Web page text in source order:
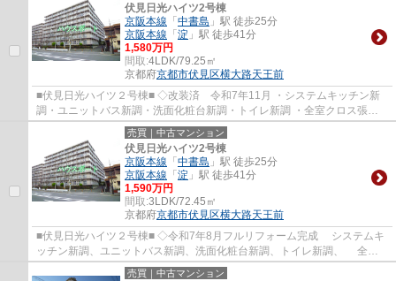
伏見日光ハイツ2号棟
京阪本線 「中書島 」駅 徒歩25分
京阪本線 「淀 」駅 徒歩41分
1,580万円
間取:4LDK/79.25㎡
京都府京都市伏見区横大路天王前
■伏見日光ハイツ２号棟■ ◇改装済 令和7年11月 ・システムキッチン新
調・ユニットバス新調・洗面化粧台新調・トイレ新調 ・全室クロス張
替・全室フローリング張替・CF張替・建具新調・...
売買｜中古マンション
伏見日光ハイツ2号棟
京阪本線 「中書島 」駅 徒歩25分
京阪本線 「淀 」駅 徒歩41分
1,590万円
間取:3LDK/72.45㎡
京都府京都市伏見区横大路天王前
■伏見日光ハイツ２号棟■ ◇令和7年8月フルリフォーム完成 システムキ
ッチン新調、ユニットバス新調、洗面化粧台新調、トイレ新調、 全室
クロス張替、フローリング張替、建具新調、...
売買｜中古マンション